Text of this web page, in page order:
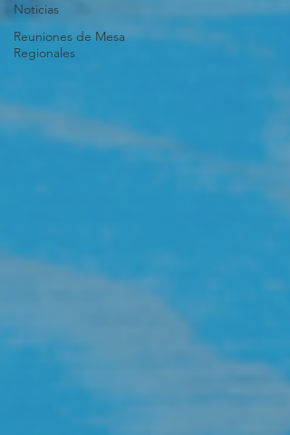
Noticias
Reuniones de Mesa
Regionales